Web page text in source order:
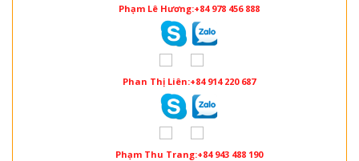
Phạm Lê Hương:+84 978 456 888
Phan Thị Liên:+84 914 220 687
Phạm Thu Trang:+84 943 488 190